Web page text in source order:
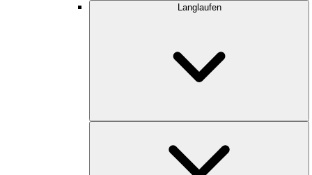
Langlaufen